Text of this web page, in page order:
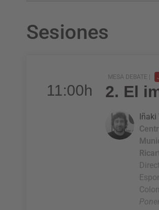
Sesiones
11:00h
MESA DEBATE |
2. El
Iñaki